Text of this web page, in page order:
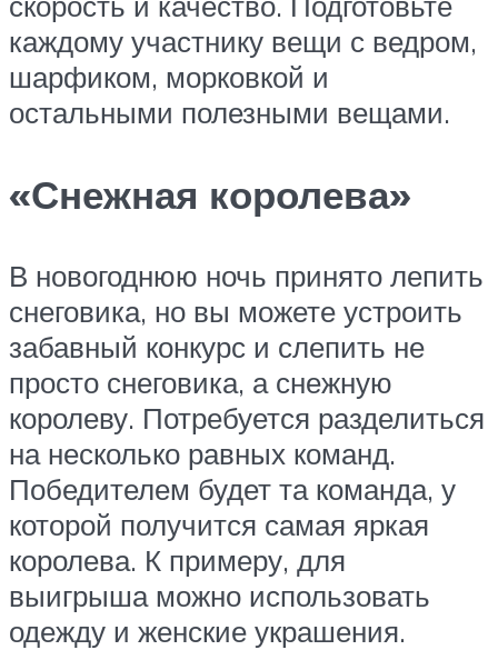
каждому участнику вещи с ведром,
шарфиком, морковкой и
остальными полезными вещами.
«Снежная королева»
В новогоднюю ночь принято лепить
снеговика, но вы можете устроить
забавный конкурс и слепить не
просто снеговика, а снежную
королеву. Потребуется разделиться
на несколько равных команд.
Победителем будет та команда, у
которой получится самая яркая
королева. К примеру, для
выигрыша можно использовать
одежду и женские украшения.